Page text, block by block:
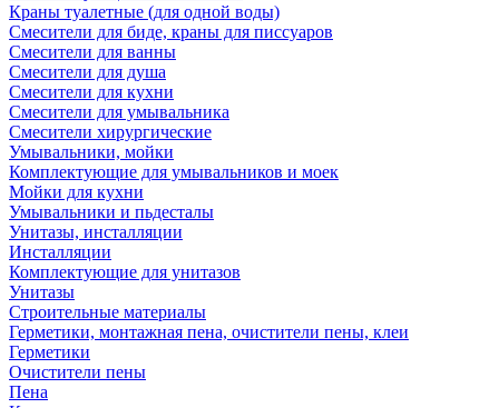
Краны туалетные (для одной воды)
Смесители для биде, краны для писсуаров
Смесители для ванны
Смесители для душа
Смесители для кухни
Смесители для умывальника
Смесители хирургические
Умывальники, мойки
Комплектующие для умывальников и моек
Мойки для кухни
Умывальники и пьдесталы
Унитазы, инсталляции
Инсталляции
Комплектующие для унитазов
Унитазы
Строительные материалы
Герметики, монтажная пена, очистители пены, клеи
Герметики
Очистители пены
Пена